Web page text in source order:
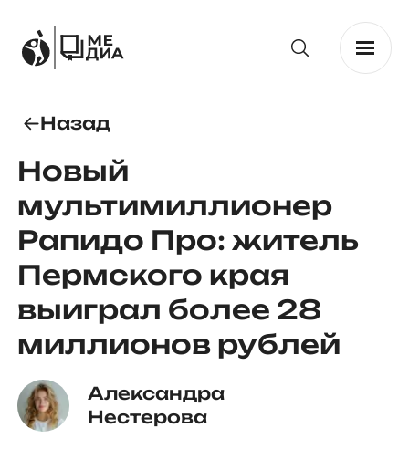
Назад
Новый
мультимиллионер
Рапидо Про: житель
Пермского края
выиграл более 28
миллионов рублей
Александра
Нестерова